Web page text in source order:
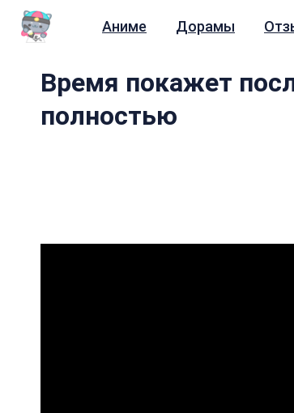
Аниме Дорамы
Время покажет
полностью